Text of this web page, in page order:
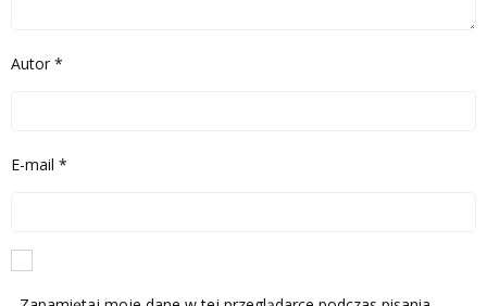
Autor *
E-mail *